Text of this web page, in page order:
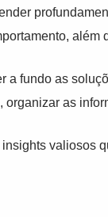
além
a fundo as
as
valiosos